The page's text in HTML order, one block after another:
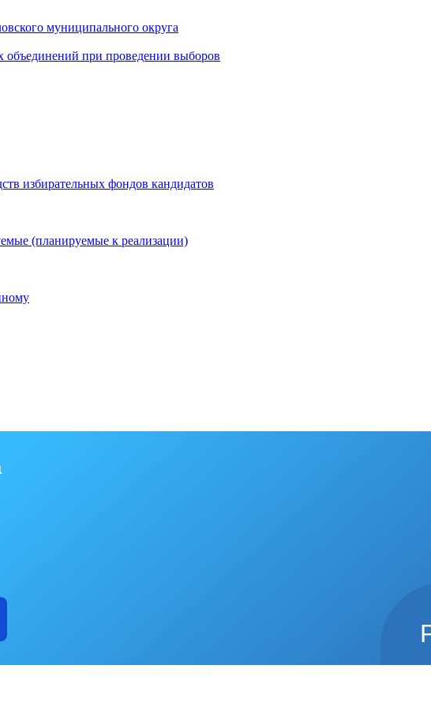
муниципального округа
объединений при проведении выборов
избирательных фондов кандидатов
(планируемые к реализации)